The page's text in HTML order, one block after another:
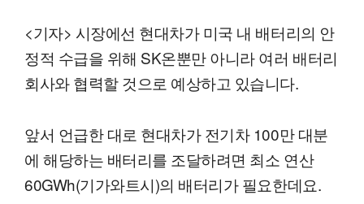
<기자> 시장에선 현대차가 미국 내 배터리의 안
정적 수급을 위해 SK온뿐만 아니라 여러 배터리
회사와 협력할 것으로 예상하고 있습니다.
앞서 언급한 대로 현대차가 전기차 100만 대분
에 해당하는 배터리를 조달하려면 최소 연산
60GWh(기가와트시)의 배터리가 필요한데요.